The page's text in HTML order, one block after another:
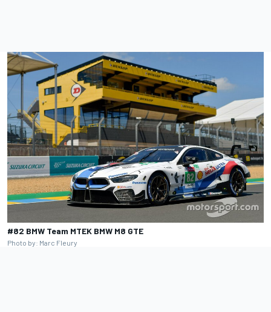
#82 BMW Team MTEK BMW M8 GTE
Photo by: Marc Fleury